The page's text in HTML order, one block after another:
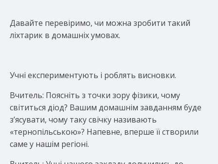
Давайте перевіримо, чи можна зробити такий
ліхтарик в домашніх умовах.
Учні експериментують і роблять висновки.
Вчитель: Поясніть з точки зору фізики, чому
світиться діод? Вашим домашнім завданням буде
з’ясувати, чому таку свічку називають
«тернопільською»? Напевне, вперше її створили
саме у нашім регіоні.